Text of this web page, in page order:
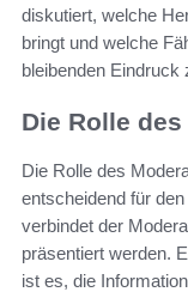
diskutiert, welche
bringt und welche
bleibenden Eindruck
Die Rolle
Die Rolle des
entscheidend für
verbindet der
präsentiert werden.
ist es, die